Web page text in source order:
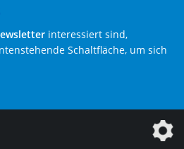
interessiert sind,
Schaltfläche, um sich